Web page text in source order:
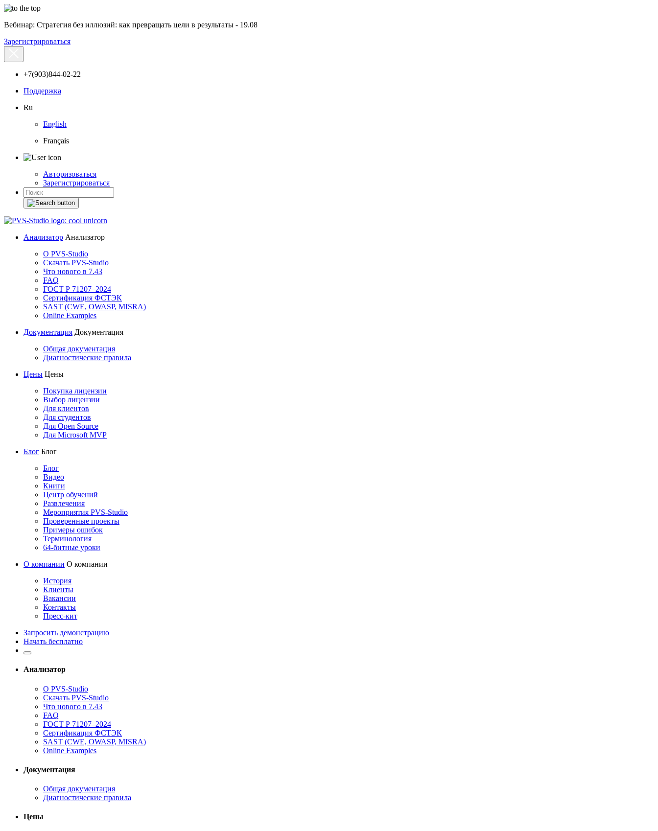
Вебинар: Стратегия без иллюзий: как превращать цели в результаты - 19.08
Зарегистрироваться
+7(903)844-02-22
Поддержка
Ru
English
Français
Авторизоваться
Зарегистрироваться
Анализатор Анализатор
О PVS-Studio
Скачать PVS-Studio
Что нового в 7.43
FAQ
ГОСТ Р 71207–2024
Сертификация ФСТЭК
SAST (CWE, OWASP, MISRA)
Online Examples
Документация Документация
Общая документация
Диагностические правила
Цены Цены
Покупка лицензии
Выбор лицензии
Для клиентов
Для студентов
Для Open Source
Для Microsoft MVP
Блог Блог
Блог
Видео
Книги
Центр обучений
Развлечения
Мероприятия PVS-Studio
Проверенные проекты
Примеры ошибок
Терминология
64-битные уроки
О компании О компании
История
Клиенты
Вакансии
Контакты
Пресс-кит
Запросить демонстрацию
Начать бесплатно
Анализатор
О PVS-Studio
Скачать PVS-Studio
Что нового в 7.43
FAQ
ГОСТ Р 71207–2024
Сертификация ФСТЭК
SAST (CWE, OWASP, MISRA)
Online Examples
Документация
Общая документация
Диагностические правила
Цены